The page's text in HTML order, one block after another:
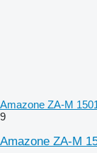
Amazone ZA-M
9
Amazone ZA-M